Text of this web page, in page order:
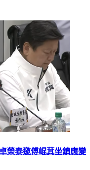
榮泰邀傅崐萁坐鎮應變